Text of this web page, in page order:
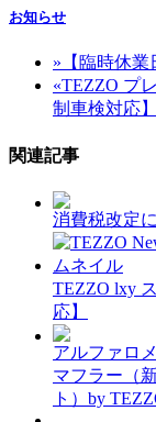
お知らせ
» 【臨時休
«TEZZO プ
制車検対応】
関連記事
消費税改定
TEZZO lxy
応】
アルファロ
マフラー（
ト）by